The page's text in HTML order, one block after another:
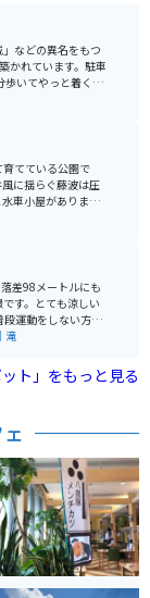
」などの異名をもつ
かれています。駐車
歩いてやっと着くよ
大変ですが、城跡
てている公園で
に揺らぐ藤波は圧
車小屋がありま
ち着いた雰囲気が
差98メートルにも
す。とても涼しい
運動をしない方に
って滝を見た時に
たお料理が楽しめ
滝
ト」をもっと見る